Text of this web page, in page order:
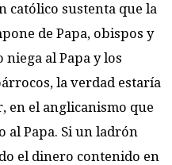
católico sustenta que la
de Papa, obispos y
al Papa y los
la verdad estaría
en el anglicanismo que
al Papa. Si un ladrón
el dinero contenido en